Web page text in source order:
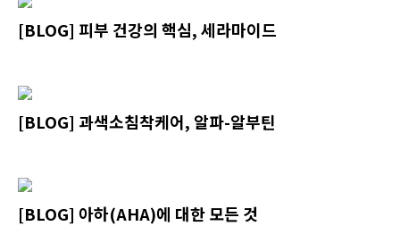
[BLOG] 피부 건강의 핵심, 세라마이드
[BLOG] 과색소침착케어, 알파-알부틴
[BLOG] 아하(AHA)에 대한 모든 것